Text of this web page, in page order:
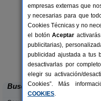
La Posada
Cañas (La
Buscar
empresas externas que
y necesarias para que
Cookies Técnicas y no
el botónAceptar
publicitarias),
publicidad ajustada a tus
desactivarlas por
elegir su activación/
Cookies”. Más
COOKIES.